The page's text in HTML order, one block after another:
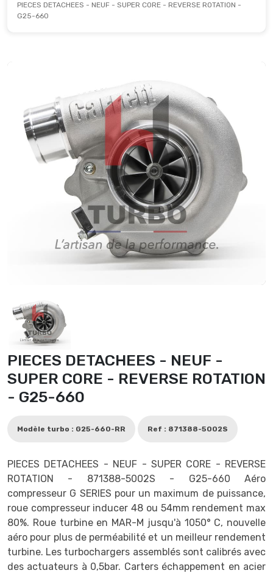
PIECES DETACHEES - NEUF - SUPER CORE - REVERSE ROTATION -
G25-660
PIECES DETACHEES - NEUF -
SUPER CORE - REVERSE ROTATION
- G25-660
Modèle turbo : G25-660-RR Ref : 871388-5002S
PIECES DETACHEES - NEUF - SUPER CORE - REVERSE
ROTATION - 871388-5002S - G25-660 Aéro
compresseur G SERIES pour un maximum de puissance,
roue compresseur inducer 48 ou 54mm rendement max
80%. Roue turbine en MAR-M jusqu'à 1050° C, nouvelle
aéro pour plus de perméabilité et un meilleur rendement
turbine. Les turbochargers assemblés sont calibrés avec
des actuateurs à 0,5bar. Carters échappement en acier